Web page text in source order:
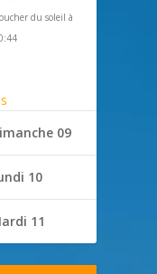
du soleil à
09
10
11